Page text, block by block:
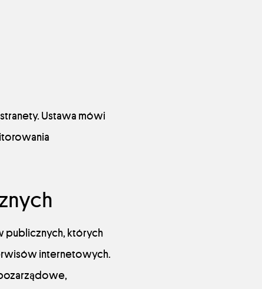
Ustawa mówi
publicznych, których
internetowych.